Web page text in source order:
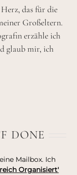
das für die
Großeltern.
erzähle ich
glaub mir, ich
DONE
Mailbox. Ich
Organisiert'